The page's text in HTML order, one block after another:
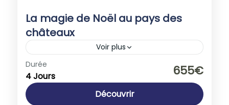
La magie de Noël au pays des
châteaux
Voir plus
Europe
1-40 People
Durée
4 Jours 655€
Découvrir